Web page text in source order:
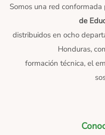
Somos una red conformada
de
distribuidos en ocho
Honduras,
formación técnica, el